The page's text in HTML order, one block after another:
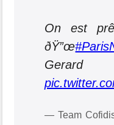
On est
ðŸ”œ
Gerard
— Team